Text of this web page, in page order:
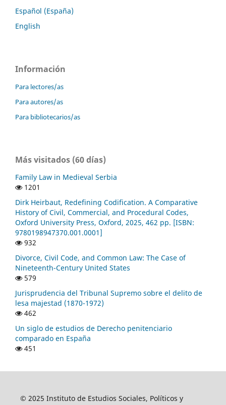
Español (España)
English
Información
Para lectores/as
Para autores/as
Para bibliotecarios/as
Más visitados (60 días)
Family Law in Medieval Serbia
1201
Dirk Heirbaut, Redefining Codification. A Comparative
History of Civil, Commercial, and Procedural Codes,
Oxford University Press, Oxford, 2025, 462 pp. [ISBN:
9780198947370.001.0001]
932
Divorce, Civil Code, and Common Law: The Case of
Nineteenth-Century United States
579
Jurisprudencia del Tribunal Supremo sobre el delito de
lesa majestad (1870-1972)
462
Un siglo de estudios de Derecho penitenciario
comparado en España
451
© 2025 Instituto de Estudios Sociales, Políticos y